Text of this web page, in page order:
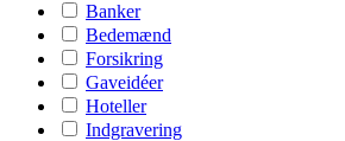
Banker
Bedemænd
Forsikring
Gaveidéer
Hoteller
Indgravering